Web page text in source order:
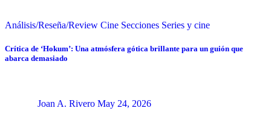
Análisis/Reseña/Review Cine Secciones Series y cine
Crítica de ‘Hokum’: Una atmósfera gótica brillante para un guión que
abarca demasiado
Joan A. Rivero May 24, 2026